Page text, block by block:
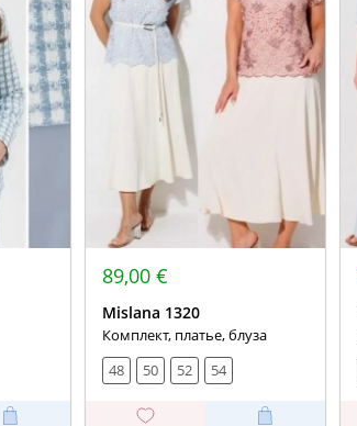
89,00 €
Mislana 1320
Комплект, платье, блуза
48
50 52 54